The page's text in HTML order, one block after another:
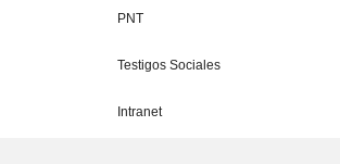
PNT
Testigos Sociales
Intranet